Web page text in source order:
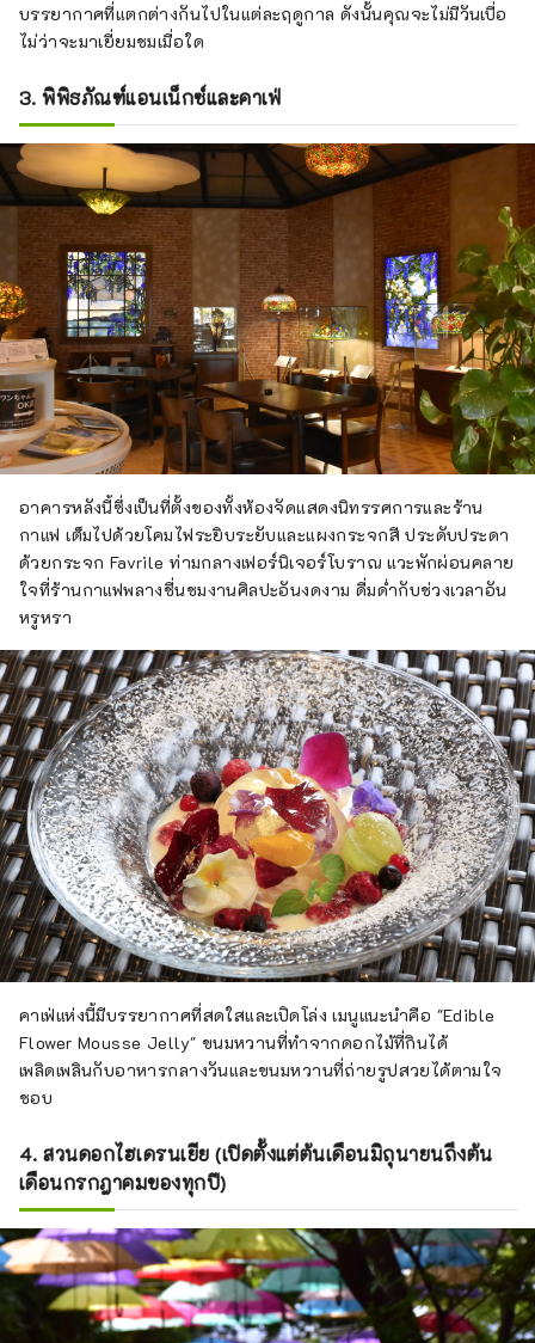
บรรยากาศที่แตกต่างกันไปในแต่ละฤดูกาล ดังนั้นคุณจะไม่มีวันเบื่อ
ไม่ว่าจะมาเยี่ยมชมเมื่อใด
3. พิพิธภัณฑ์แอนเน็กซ์และคาเฟ่
อาคารหลังนี้ซึ่งเป็นที่ตั้งของทั้งห้องจัดแสดงนิทรรศการและร้าน
กาแฟ เต็มไปด้วยโคมไฟระยิบระยับและแผงกระจกสี ประดับประดา
ด้วยกระจก Favrile ท่ามกลางเฟอร์นิเจอร์โบราณ แวะพักผ่อนคลาย
ใจที่ร้านกาแฟพลางชื่นชมงานศิลปะอันงดงาม ดื่มด่ำกับช่วงเวลาอัน
หรูหรา
คาเฟ่แห่งนี้มีบรรยากาศที่สดใสและเปิดโล่ง เมนูแนะนำคือ "Edible
Flower Mousse Jelly" ขนมหวานที่ทำจากดอกไม้ที่กินได้
เพลิดเพลินกับอาหารกลางวันและขนมหวานที่ถ่ายรูปสวยได้ตามใจ
ชอบ
4. สวนดอกไฮเดรนเยีย (เปิดตั้งแต่ต้นเดือนมิถุนายนถึงต้น
เดือนกรกฎาคมของทุกปี)